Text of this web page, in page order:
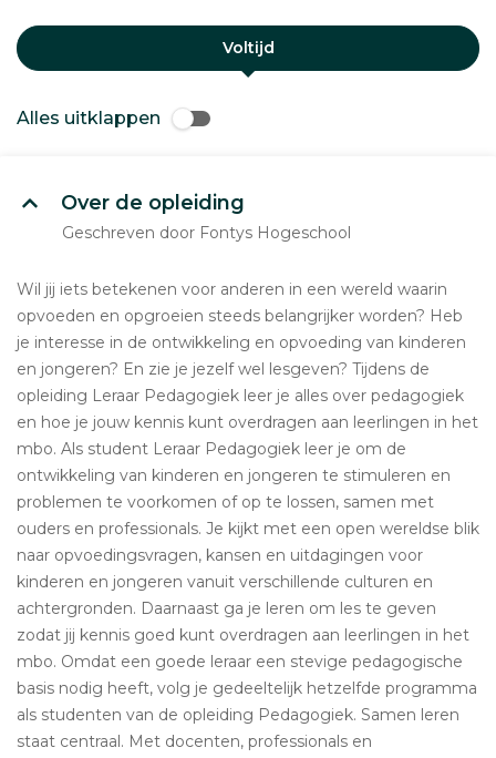
Voltijd
Alles uitklappen
Over de opleiding
Geschreven door Fontys Hogeschool
Wil jij iets betekenen voor anderen in een wereld waarin
opvoeden en opgroeien steeds belangrijker worden? Heb
je interesse in de ontwikkeling en opvoeding van kinderen
en jongeren? En zie je jezelf wel lesgeven? Tijdens de
opleiding Leraar Pedagogiek leer je alles over pedagogiek
en hoe je jouw kennis kunt overdragen aan leerlingen in het
mbo. Als student Leraar Pedagogiek leer je om de
ontwikkeling van kinderen en jongeren te stimuleren en
problemen te voorkomen of op te lossen, samen met
ouders en professionals. Je kijkt met een open wereldse blik
naar opvoedingsvragen, kansen en uitdagingen voor
kinderen en jongeren vanuit verschillende culturen en
achtergronden. Daarnaast ga je leren om les te geven
zodat jij kennis goed kunt overdragen aan leerlingen in het
mbo. Omdat een goede leraar een stevige pedagogische
basis nodig heeft, volg je gedeeltelijk hetzelfde programma
als studenten van de opleiding Pedagogiek. Samen leren
staat centraal. Met docenten, professionals en